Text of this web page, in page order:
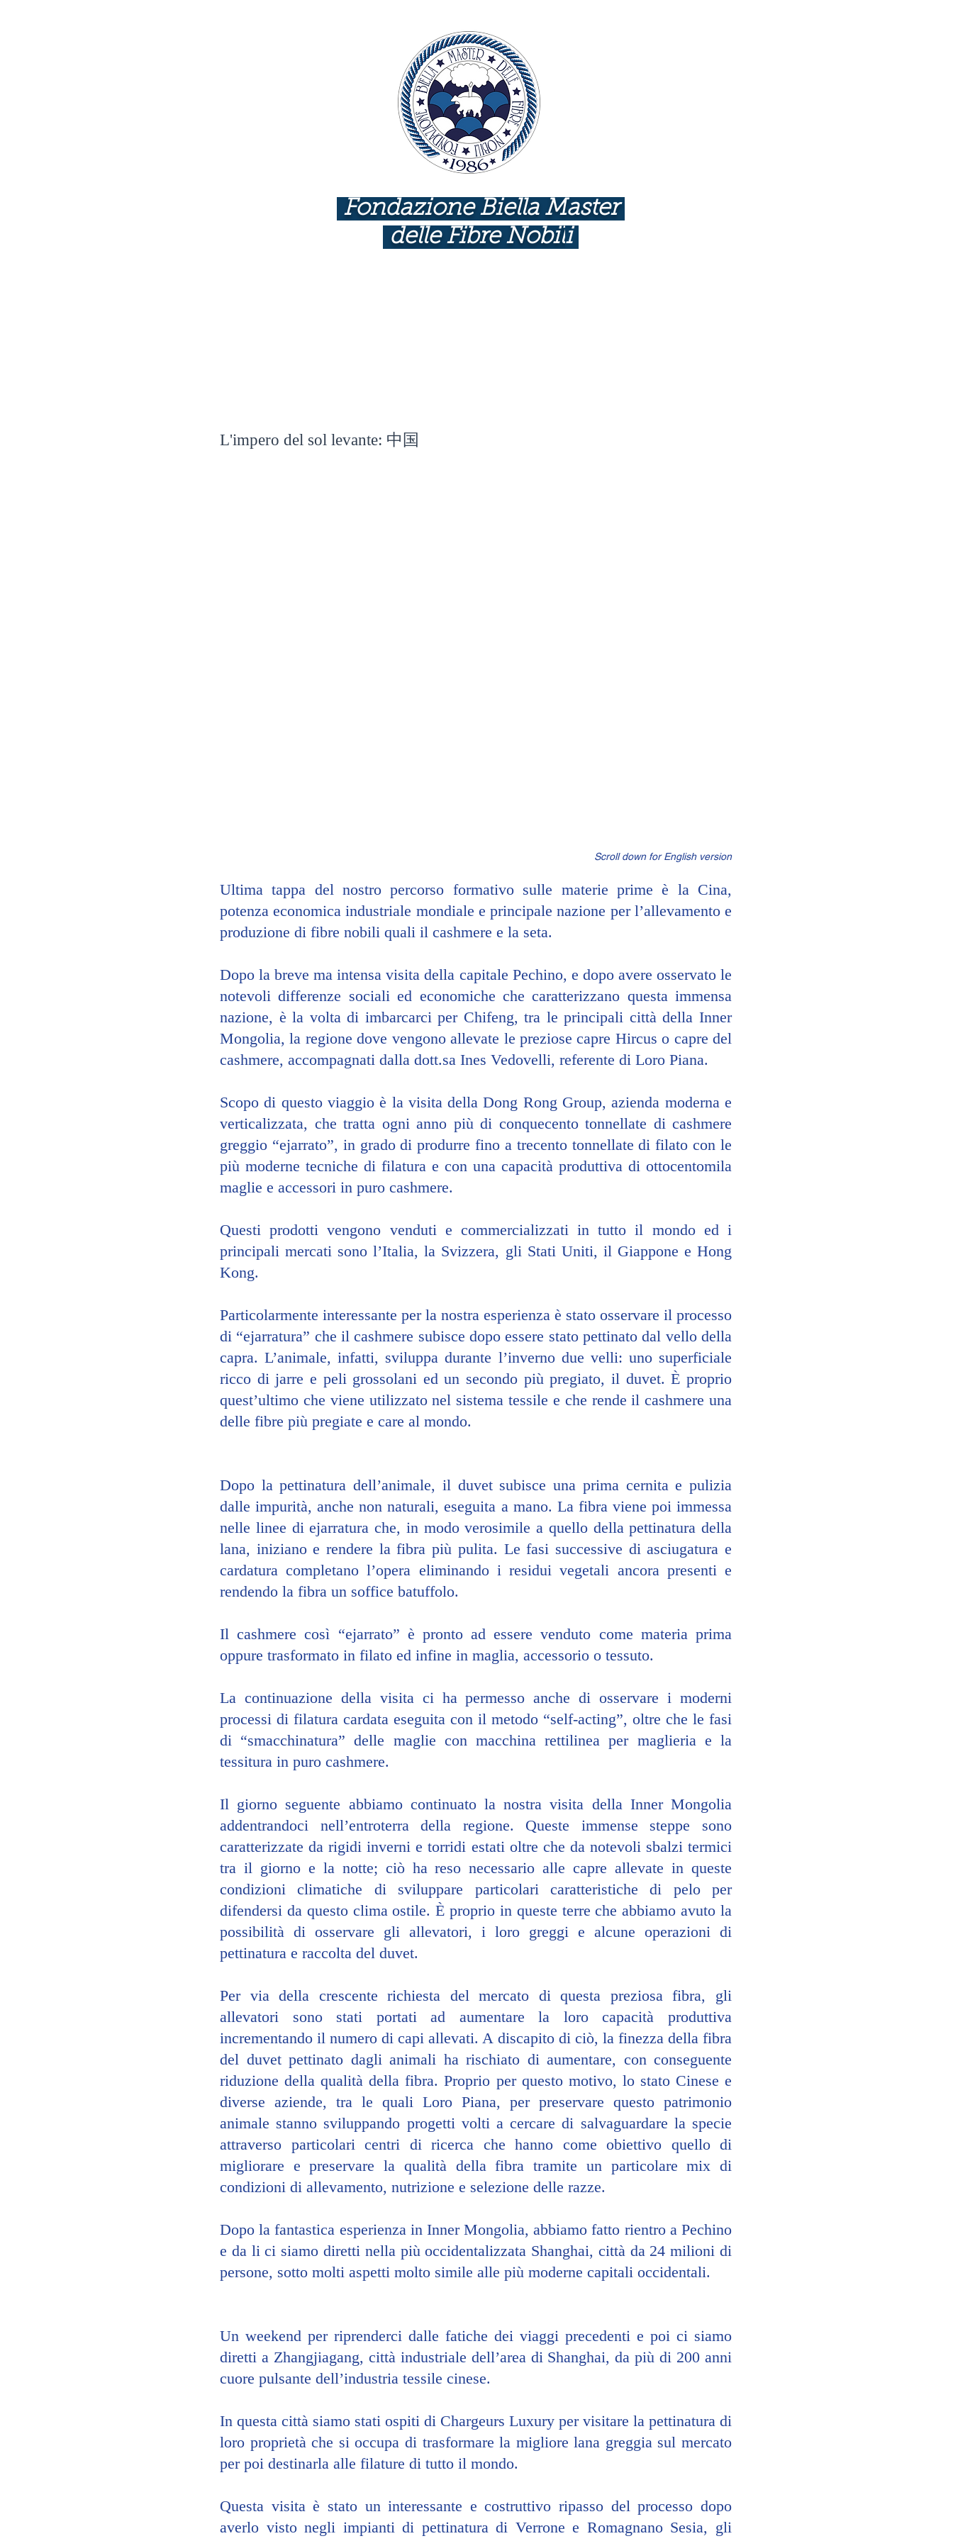
Fondazione Biella Master
delle Fibre Nobili
L'impero del sol levante: 中国
Scroll down for English version
Ultima tappa del nostro percorso formativo sulle materie prime è la Cina,
potenza economica industriale mondiale e principale nazione per l’allevamento e
produzione di fibre nobili quali il cashmere e la seta.
Dopo la breve ma intensa visita della capitale Pechino, e dopo avere osservato le
notevoli differenze sociali ed economiche che caratterizzano questa immensa
nazione, è la volta di imbarcarci per Chifeng, tra le principali città della Inner
Mongolia, la regione dove vengono allevate le preziose capre Hircus o capre del
cashmere, accompagnati dalla dott.sa Ines Vedovelli, referente di Loro Piana.
Scopo di questo viaggio è la visita della Dong Rong Group, azienda moderna e
verticalizzata, che tratta ogni anno più di conquecento tonnellate di cashmere
greggio “ejarrato”, in grado di produrre fino a trecento tonnellate di filato con le
più moderne tecniche di filatura e con una capacità produttiva di ottocentomila
maglie e accessori in puro cashmere.
Questi prodotti vengono venduti e commercializzati in tutto il mondo ed i
principali mercati sono l’Italia, la Svizzera, gli Stati Uniti, il Giappone e Hong
Kong.
Particolarmente interessante per la nostra esperienza è stato osservare il processo
di “ejarratura” che il cashmere subisce dopo essere stato pettinato dal vello della
capra. L’animale, infatti, sviluppa durante l’inverno due velli: uno superficiale
ricco di jarre e peli grossolani ed un secondo più pregiato, il duvet. È proprio
quest’ultimo che viene utilizzato nel sistema tessile e che rende il cashmere una
delle fibre più pregiate e care al mondo.
Dopo la pettinatura dell’animale, il duvet subisce una prima cernita e pulizia
dalle impurità, anche non naturali, eseguita a mano. La fibra viene poi immessa
nelle linee di ejarratura che, in modo verosimile a quello della pettinatura della
lana, iniziano e rendere la fibra più pulita. Le fasi successive di asciugatura e
cardatura completano l’opera eliminando i residui vegetali ancora presenti e
rendendo la fibra un soffice batuffolo.
Il cashmere così “ejarrato” è pronto ad essere venduto come materia prima
oppure trasformato in filato ed infine in maglia, accessorio o tessuto.
La continuazione della visita ci ha permesso anche di osservare i moderni
processi di filatura cardata eseguita con il metodo “self-acting”, oltre che le fasi
di “smacchinatura” delle maglie con macchina rettilinea per maglieria e la
tessitura in puro cashmere.
Il giorno seguente abbiamo continuato la nostra visita della Inner Mongolia
addentrandoci nell’entroterra della regione. Queste immense steppe sono
caratterizzate da rigidi inverni e torridi estati oltre che da notevoli sbalzi termici
tra il giorno e la notte; ciò ha reso necessario alle capre allevate in queste
condizioni climatiche di sviluppare particolari caratteristiche di pelo per
difendersi da questo clima ostile. È proprio in queste terre che abbiamo avuto la
possibilità di osservare gli allevatori, i loro greggi e alcune operazioni di
pettinatura e raccolta del duvet.
Per via della crescente richiesta del mercato di questa preziosa fibra, gli
allevatori sono stati portati ad aumentare la loro capacità produttiva
incrementando il numero di capi allevati. A discapito di ciò, la finezza della fibra
del duvet pettinato dagli animali ha rischiato di aumentare, con conseguente
riduzione della qualità della fibra. Proprio per questo motivo, lo stato Cinese e
diverse aziende, tra le quali Loro Piana, per preservare questo patrimonio
animale stanno sviluppando progetti volti a cercare di salvaguardare la specie
attraverso particolari centri di ricerca che hanno come obiettivo quello di
migliorare e preservare la qualità della fibra tramite un particolare mix di
condizioni di allevamento, nutrizione e selezione delle razze.
Dopo la fantastica esperienza in Inner Mongolia, abbiamo fatto rientro a Pechino
e da li ci siamo diretti nella più occidentalizzata Shanghai, città da 24 milioni di
persone, sotto molti aspetti molto simile alle più moderne capitali occidentali.
Un weekend per riprenderci dalle fatiche dei viaggi precedenti e poi ci siamo
diretti a Zhangjiagang, città industriale dell’area di Shanghai, da più di 200 anni
cuore pulsante dell’industria tessile cinese.
In questa città siamo stati ospiti di Chargeurs Luxury per visitare la pettinatura di
loro proprietà che si occupa di trasformare la migliore lana greggia sul mercato
per poi destinarla alle filature di tutto il mondo.
Questa visita è stato un interessante e costruttivo ripasso del processo dopo
averlo visto negli impianti di pettinatura di Verrone e Romagnano Sesia, gli